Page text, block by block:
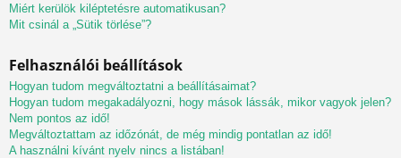
Miért kerülök kiléptetésre automatikusan?
Mit csinál a „Sütik törlése”?
Felhasználói beállítások
Hogyan tudom megváltoztatni a beállításaimat?
Hogyan tudom megakadályozni, hogy mások lássák, mikor vagyok jelen?
Nem pontos az idő!
Megváltoztattam az időzónát, de még mindig pontatlan az idő!
A használni kívánt nyelv nincs a listában!